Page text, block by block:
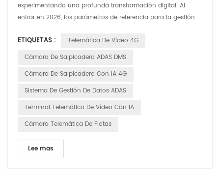
experimentando una profunda transformación digital. Al
entrar en 2026, los parámetros de referencia para la gestión
los gestores de flotas conozcan la ubicación de un vehículo
mediante GPS; los líderes del mercado actual exigen la
ETIQUETAS :
Telemática De Vídeo 4G
Cámara De Salpicadero ADAS DMS
Cámara De Salpicadero Con IA 4G
Sistema De Gestión De Datos ADAS
Terminal Telemático De Vídeo Con IA
Cámara Telemática De Flotas
Lee mas